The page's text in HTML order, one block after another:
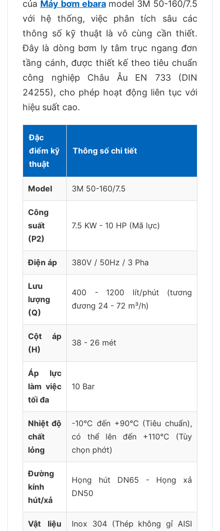
của Máy bơm ebaramodel 3M 50-160/7.5
với hệ thống, việc phân tích sâu các
thông số kỹ thuật là vô cùng cần thiết.
Đây là dòng bơm ly tâm trục ngang đơn
tầng cánh, được thiết kế theo tiêu chuẩn
công nghiệp Châu Âu EN 733 (DIN
24255), cho phép hoạt động liên tục với
hiệu suất cao.
Đặc
điểm kỹ
thuật
Thông số chi tiết
Model 3M 50-160/7.5
Công
suất
(P2)
7.5 KW - 10 HP (Mã lực)
Điện áp 380V / 50Hz / 3 Pha
Lưu
lượng
(Q)
400 - 1200 lít/phút (tương
đương 24 - 72 m³/h)
Cột áp
(H)
38 - 26 mét
Áp lực
làm việc
tối đa
10 Bar
Nhiệt độ
chất
lỏng
-10°C đến +90°C (Tiêu chuẩn),
có thể lên đến +110°C (Tùy
chọn phớt)
Đường
kính
hút/xả
Họng hút DN65 - Họng xả
DN50
Vật liệu
Inox 304 (Thép không gỉ AISI